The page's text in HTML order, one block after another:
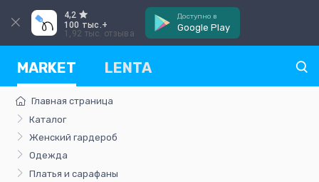
4,2
100 тыс.+
1,92 тыс. отзыва
Доступно в
Google Play
MARKET LENTA
Главная страница
Каталог
Женский гардероб
Одежда
Платья и сарафаны